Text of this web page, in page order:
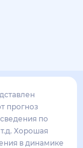
прогноз
по
Хорошая
в динамике